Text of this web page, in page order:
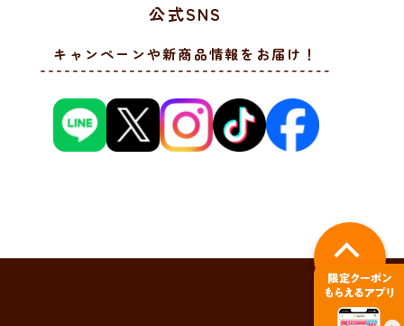
公式SNS
キャンペーンや新商品情報をお届け！
PAGE TOP